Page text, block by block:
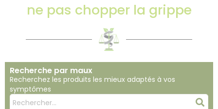
ne pas chopper la grippe
Recherche par maux
Recherchez les produits les mieux adaptés à vos
symptômes
Mots